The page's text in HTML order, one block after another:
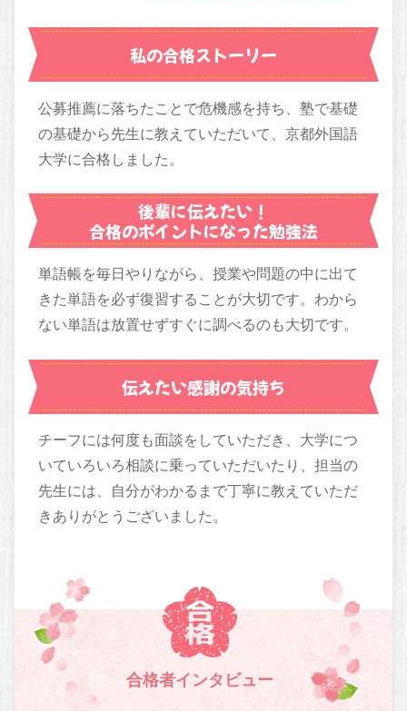
私の合格ストーリー
公募推薦に落ちたことで危機感を持ち、塾で基礎
の基礎から先生に教えていただいて、京都外国語
大学に合格しました。
後輩に伝えたい！
合格のポイントになった勉強法
単語帳を毎日やりながら、授業や問題の中に出て
きた単語を必ず復習することが大切です。わから
ない単語は放置せずすぐに調べるのも大切です。
伝えたい感謝の気持ち
チーフには何度も面談をしていただき、大学につ
いていろいろ相談に乗っていただいたり、担当の
先生には、自分がわかるまで丁寧に教えていただ
きありがとうございました。
合格者インタビュー